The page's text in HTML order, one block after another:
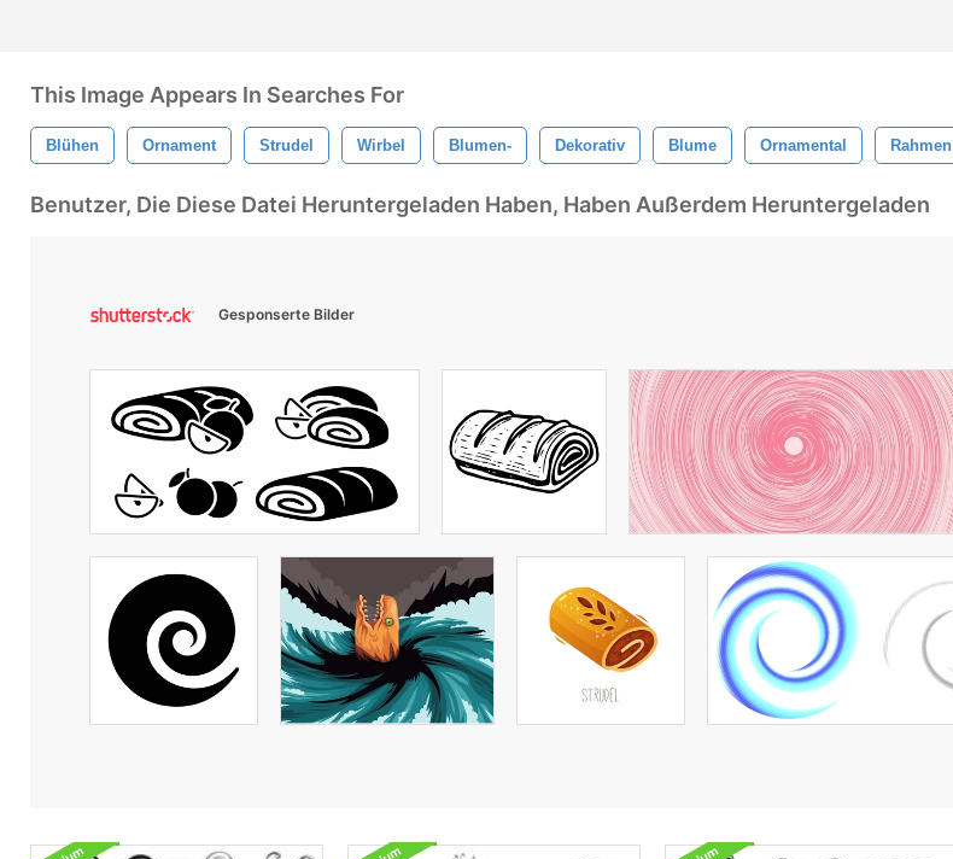
This Image Appears In Searches For
Blühen Ornament Strudel Wirbel Blumen- Dekorativ Blume Ornamental Rahmen
Benutzer, Die Diese Datei Heruntergeladen Haben, Haben Außerdem Heruntergeladen
Gesponserte Bilder